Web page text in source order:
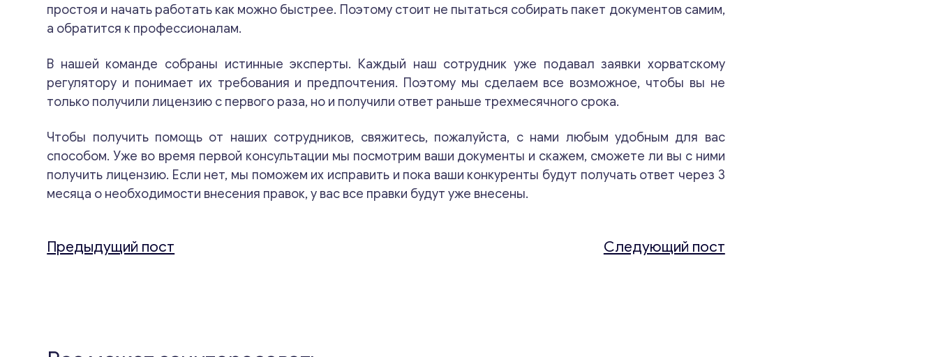
простоя и начать работать как можно быстрее. Поэтому стоит не пытаться собирать пакет документов самим,
а обратится к профессионалам.
В нашей команде собраны истинные эксперты. Каждый наш сотрудник уже подавал заявки хорватскому
регулятору и понимает их требования и предпочтения. Поэтому мы сделаем все возможное, чтобы вы не
только получили лицензию с первого раза, но и получили ответ раньше трехмесячного срока.
Чтобы получить помощь от наших сотрудников, свяжитесь, пожалуйста, с нами любым удобным для вас
способом. Уже во время первой консультации мы посмотрим ваши документы и скажем, сможете ли вы с ними
получить лицензию. Если нет, мы поможем их исправить и пока ваши конкуренты будут получать ответ через 3
месяца о необходимости внесения правок, у вас все правки будут уже внесены.
Предыдущий пост Следующий пост